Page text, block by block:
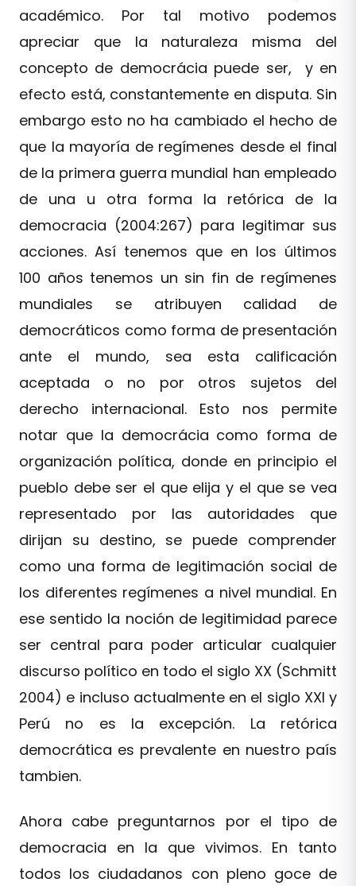
académico. Por tal motivo podemos
apreciar que la naturaleza misma del
concepto de democrácia puede ser, y en
efecto está, constantemente en disputa. Sin
embargo esto no ha cambiado el hecho de
que la mayoría de regímenes desde el final
de la primera guerra mundial han empleado
de una u otra forma la retórica de la
democracia (2004:267) para legitimar sus
acciones. Así tenemos que en los últimos
100 años tenemos un sin fin de regímenes
mundiales se atribuyen calidad de
democráticos como forma de presentación
ante el mundo, sea esta calificación
aceptada o no por otros sujetos del
derecho internacional. Esto nos permite
notar que la democrácia como forma de
organización política, donde en principio el
pueblo debe ser el que elija y el que se vea
representado por las autoridades que
dirijan su destino, se puede comprender
como una forma de legitimación social de
los diferentes regímenes a nivel mundial. En
ese sentido la noción de legitimidad parece
ser central para poder articular cualquier
discurso político en todo el siglo XX (Schmitt
2004) e incluso actualmente en el siglo XXI y
Perú no es la excepción. La retórica
democrática es prevalente en nuestro país
tambien.
Ahora cabe preguntarnos por el tipo de
democracia en la que vivimos. En tanto
todos los ciudadanos con pleno goce de